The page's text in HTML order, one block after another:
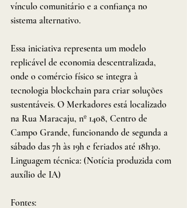
vínculo comunitário e a confiança no
sistema alternativo.
Essa iniciativa representa um modelo
replicável de economia descentralizada,
onde o comércio físico se integra à
tecnologia blockchain para criar soluções
sustentáveis. O Merkadores está localizado
na Rua Maracaju, nº 1408, Centro de
Campo Grande, funcionando de segunda a
sábado das 7h às 19h e feriados até 18h30.
Linguagem técnica: (Notícia produzida com
auxílio de IA)
Fontes: